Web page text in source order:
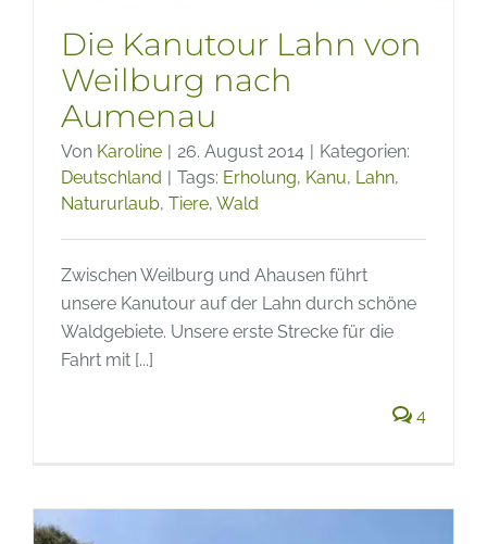
Die Kanutour Lahn von
Weilburg nach
Aumenau
Von Karoline | 26. August 2014 | Kategorien:
Deutschland | Tags: Erholung, Kanu, Lahn,
Natururlaub, Tiere, Wald
Zwischen Weilburg und Ahausen führt
unsere Kanutour auf der Lahn durch schöne
Waldgebiete. Unsere erste Strecke für die
Fahrt mit [...]
4